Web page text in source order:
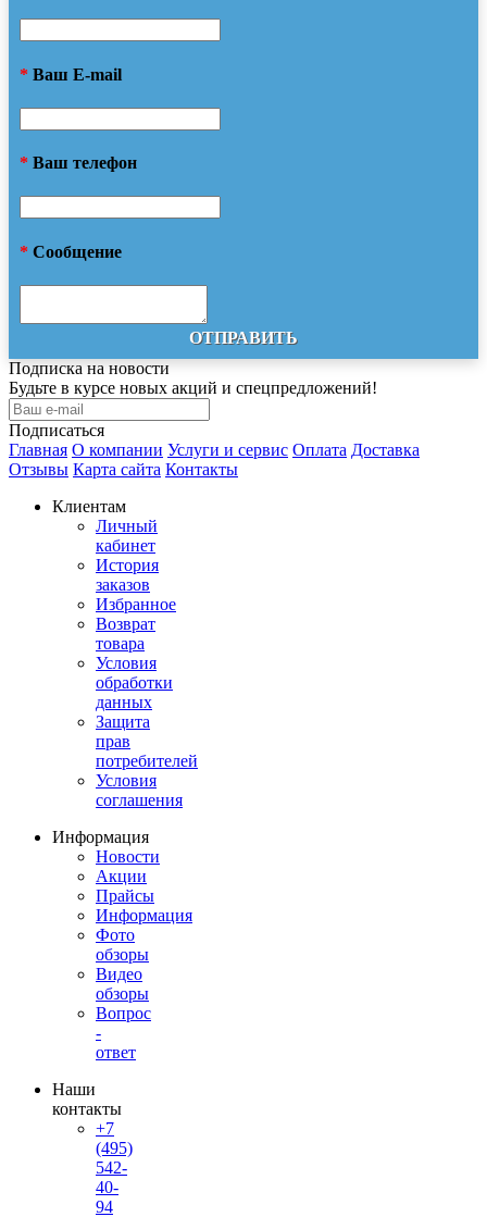
* Ваш E-mail
* Ваш телефон
* Сообщение
ОТПРАВИТЬ
Подписка на новости
Будьте в курсе новых акций и спецпредложений!
Подписаться
Главная О компании Услуги и сервис Оплата Доставка
Отзывы Карта сайта Контакты
Клиентам
Личный
кабинет
История
заказов
Избранное
Возврат
товара
Условия
обработки
данных
Защита
прав
потребителей
Условия
соглашения
Информация
Новости
Акции
Прайсы
Информация
Фото
обзоры
Видео
обзоры
Вопрос
-
ответ
Наши
контакты
+7
(495)
542-
40-
94